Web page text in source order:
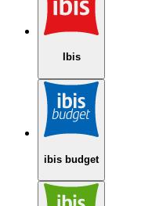
Ibis
ibis budget